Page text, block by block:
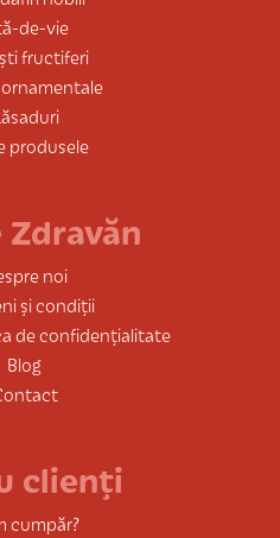
de-vie
fructiferi
produsele
Zdravăn
noi
și condiții
de confidențialitate
Blog
clienți
cumpăr?